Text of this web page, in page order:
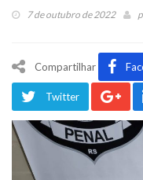
7 de outubro de 2022
Compartilhar
Twitter